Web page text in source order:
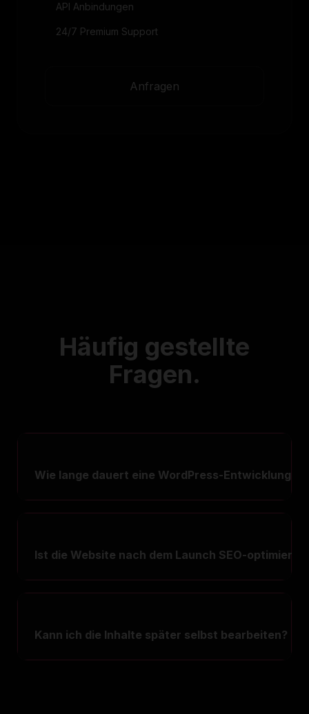
API Anbindungen
24/7 Premium Support
Anfragen
Häufig gestellte
Fragen.
Wie lange dauert eine WordPress-Entwicklung?
Ist die Website nach dem Launch SEO-optimiert?
Kann ich die Inhalte später selbst bearbeiten?